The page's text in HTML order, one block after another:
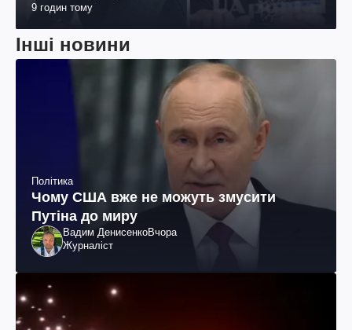
9 годин тому
Інші новини
Політика
Чому США вже не можуть змусити
Путіна до миру
Вадим ДенисенкоВчора
Журналіст